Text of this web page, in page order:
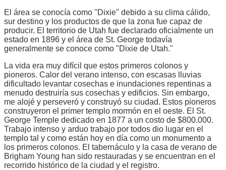
El área se conocía como "Dixie" debido a su clima cálido,
sur destino y los productos de que la zona fue capaz de
producir. El territorio de Utah fue declarado oficialmente un
estado en 1896 y el área de St. George todavía
generalmente se conoce como "Dixie de Utah."
La vida era muy difícil que estos primeros colonos y
pioneros. Calor del verano intenso, con escasas lluvias
dificultado levantar cosechas e inundaciones repentinas a
menudo destruiría sus cosechas y edificios. Sin embargo,
me alojé y perseveró y construyó su ciudad. Estos pioneros
construyeron el primer templo mormón en el oeste. El St.
George Temple dedicado en 1877 a un costo de $800.000.
Trabajo intenso y arduo trabajo por todos dio lugar en el
templo tal y como están hoy en día como un monumento a
los primeros colonos. El tabernáculo y la casa de verano de
Brigham Young han sido restauradas y se encuentran en el
recorrido histórico de la ciudad y el registro.